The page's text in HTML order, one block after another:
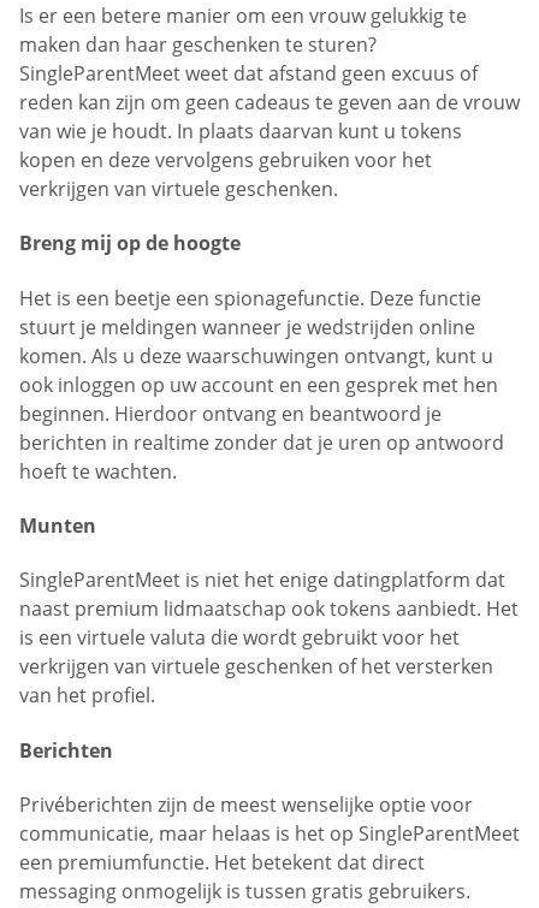
Is er een betere manier om een vrouw gelukkig te
maken dan haar geschenken te sturen?
SingleParentMeet weet dat afstand geen excuus of
reden kan zijn om geen cadeaus te geven aan de vrouw
van wie je houdt. In plaats daarvan kunt u tokens
kopen en deze vervolgens gebruiken voor het
verkrijgen van virtuele geschenken.
Breng mij op de hoogte
Het is een beetje een spionagefunctie. Deze functie
stuurt je meldingen wanneer je wedstrijden online
komen. Als u deze waarschuwingen ontvangt, kunt u
ook inloggen op uw account en een gesprek met hen
beginnen. Hierdoor ontvang en beantwoord je
berichten in realtime zonder dat je uren op antwoord
hoeft te wachten.
Munten
SingleParentMeet is niet het enige datingplatform dat
naast premium lidmaatschap ook tokens aanbiedt. Het
is een virtuele valuta die wordt gebruikt voor het
verkrijgen van virtuele geschenken of het versterken
van het profiel.
Berichten
Privéberichten zijn de meest wenselijke optie voor
communicatie, maar helaas is het op SingleParentMeet
een premiumfunctie. Het betekent dat direct
messaging onmogelijk is tussen gratis gebruikers.